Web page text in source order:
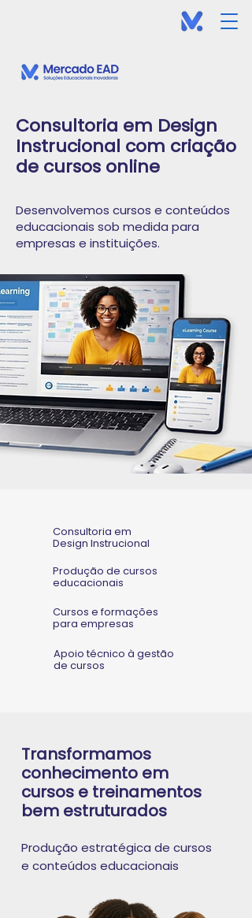
Consultoria em Design
Instrucional com criação
de cursos online
Desenvolvemos cursos e conteúdos
educacionais sob medida para
empresas e instituições.
Consultoria em
Design Instrucional
Produção de cursos
educacionais
Cursos e formações
para empresas
Apoio técnico à gestão
de cursos
Transformamos
conhecimento em
cursos e treinamentos
bem estruturados
Produção estratégica de cursos
e conteúdos educacionais